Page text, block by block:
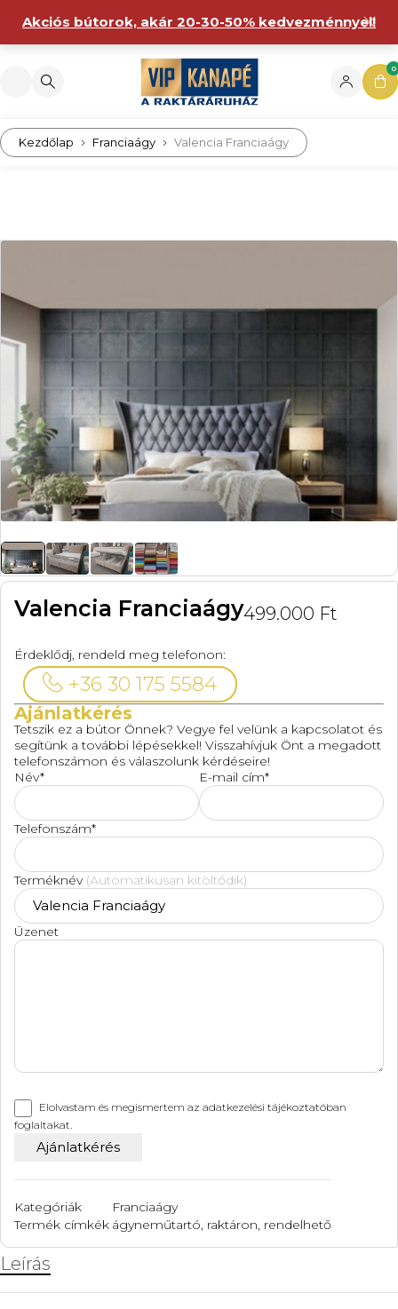
Akciós bútorok, akár 20-30-50% kedvezménnyel!
0
Kezdőlap Franciaágy Valencia Franciaágy
Valencia Franciaágy499.000 Ft
Érdeklődj, rendeld meg telefonon:
+36 30 175 5584
Ajánlatkérés
Tetszik ez a bútor Önnek? Vegye fel velünk a kapcsolatot és
segítünk a további lépésekkel! Visszahívjuk Önt a megadott
telefonszámon és válaszolunk kérdéseire!
Név*
E-mail cím*
Telefonszám*
Terméknév (Automatikusan kitöltődik)
Üzenet
Elolvastam és megismertem az adatkezelési tájékoztatóban
foglaltakat.
Kategóriák
Franciaágy
Termék címkék ágyneműtartó, raktáron, rendelhető
Leírás